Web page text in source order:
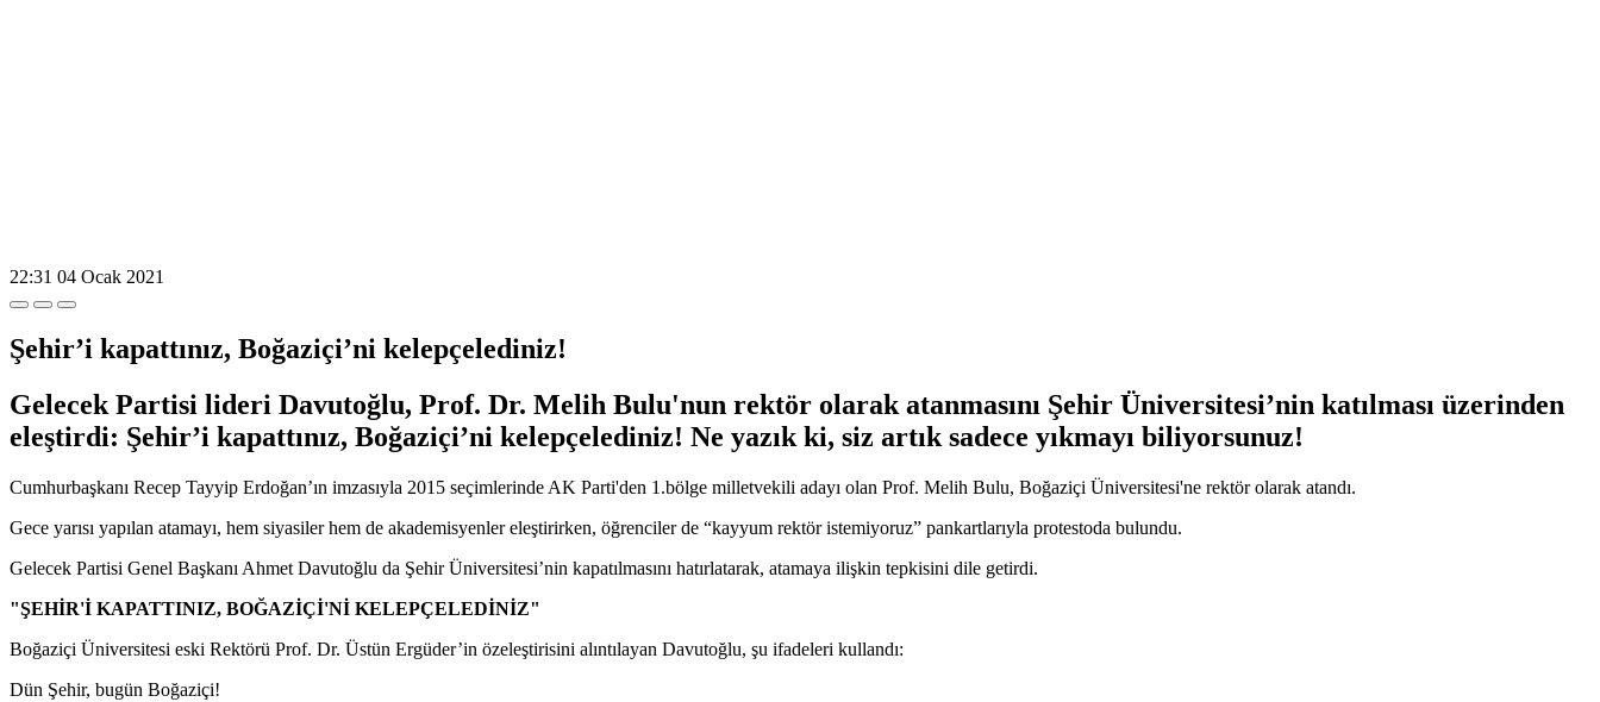
22:31 04 Ocak 2021
Şehir’i kapattınız, Boğaziçi’ni kelepçelediniz!
Gelecek Partisi lideri Davutoğlu, Prof. Dr. Melih Bulu'nun rektör olarak atanmasını Şehir Üniversitesi’nin katılması üzerinden
eleştirdi: Şehir’i kapattınız, Boğaziçi’ni kelepçelediniz! Ne yazık ki, siz artık sadece yıkmayı biliyorsunuz!
Cumhurbaşkanı Recep Tayyip Erdoğan’ın imzasıyla 2015 seçimlerinde AK Parti'den 1.bölge milletvekili adayı olan Prof. Melih Bulu, Boğaziçi Üniversitesi'ne rektör olarak atandı.
Gece yarısı yapılan atamayı, hem siyasiler hem de akademisyenler eleştirirken, öğrenciler de “kayyum rektör istemiyoruz” pankartlarıyla protestoda bulundu.
Gelecek Partisi Genel Başkanı Ahmet Davutoğlu da Şehir Üniversitesi’nin kapatılmasını hatırlatarak, atamaya ilişkin tepkisini dile getirdi.
"ŞEHİR'İ KAPATTINIZ, BOĞAZİÇİ'Nİ KELEPÇELEDİNİZ"
Boğaziçi Üniversitesi eski Rektörü Prof. Dr. Üstün Ergüder’in özeleştirisini alıntılayan Davutoğlu, şu ifadeleri kullandı:
Dün Şehir, bugün Boğaziçi!